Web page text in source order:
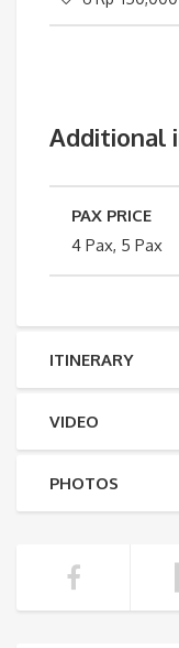
Additional
PAX PRICE
4 Pax, 5 Pax
ITINERARY
VIDEO
PHOTOS